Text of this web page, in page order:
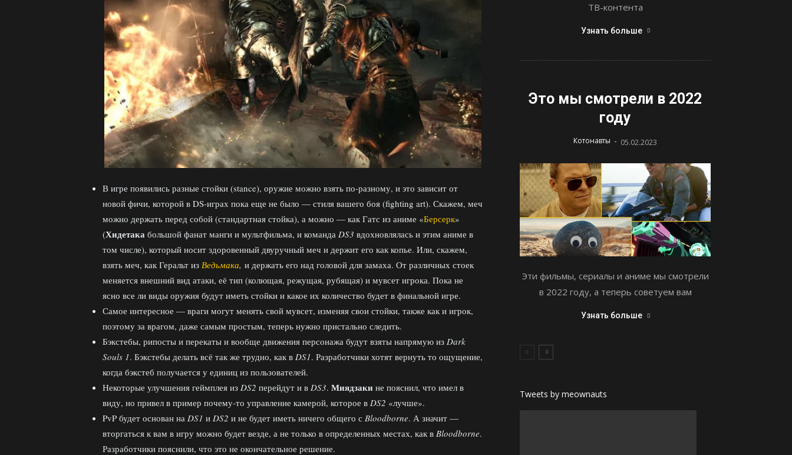
В игре появились разные стойки (stance), оружие можно взять по-разному, и это зависит от
новой фичи, которой в DS-играх пока еще не было — стиля вашего боя (fighting art). Скажем, меч
можно держать перед собой (стандартная стойка), а можно — как Гатс из аниме «Берсерк»
(Хидетака большой фанат манги и мультфильма, и команда DS3 вдохновлялась и этим аниме в
том числе), который носит здоровенный двуручный меч и держит его как копье. Или, скажем,
взять меч, как Геральт из Ведьмака, и держать его над головой для замаха. От различных стоек
меняется внешний вид атаки, её тип (колющая, режущая, рубящая) и мувсет игрока. Пока не
ясно все ли виды оружия будут иметь стойки и какое их количество будет в финальной игре.
Самое интересное — враги могут менять свой мувсет, изменяя свои стойки, также как и игрок,
поэтому за врагом, даже самым простым, теперь нужно пристально следить.
Бэкстебы, рипосты и перекаты и вообще движения персонажа будут взяты напрямую из Dark
Souls 1. Бэкстебы делать всё так же трудно, как в DS1. Разработчики хотят вернуть то ощущение,
когда бэкстеб получается у единиц из пользователей.
Некоторые улучшения геймплея из DS2 перейдут и в DS3. Миядзаки не пояснил, что имел в
виду, но привел в пример почему-то управление камерой, которое в DS2 «лучше».
PvP будет основан на DS1 и DS2 и не будет иметь ничего общего с Bloodborne. А значит —
вторгаться к вам в игру можно будет везде, а не только в определенных местах, как в Bloodborne.
Разработчики пояснили, что это не окончательное решение.
ТВ-контента
Узнать больше
Это мы смотрели в 2022
году
Котонавты - 05.02.2023
Эти фильмы, сериалы и аниме мы смотрели
в 2022 году, а теперь советуем вам
Узнать больше
Tweets by meownauts